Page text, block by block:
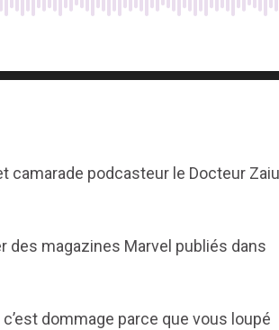
camarade podcasteur le Docteur
des magazines Marvel publiés dans
dommage parce que vous loupé